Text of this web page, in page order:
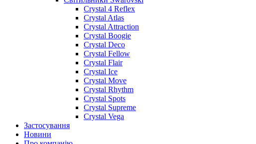
Crystal 4 Reflex
Crystal Atlas
Crystal Attraction
Crystal Boogie
Crystal Deco
Crystal Fellow
Crystal Flair
Crystal Ice
Crystal Move
Crystal Rhythm
Crystal Spots
Crystal Supreme
Crystal Vega
Застосування
Новини